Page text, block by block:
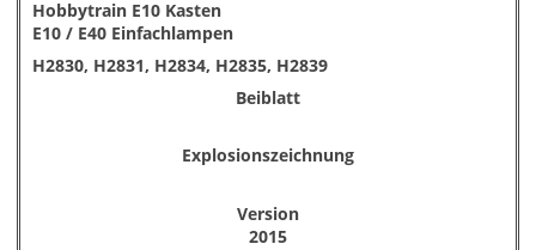
Hobbytrain E10 Kasten
E10 / E40 Einfachlampen
H2830, H2831, H2834, H2835, H2839
Beiblatt
Explosionszeichnung
Version
2015